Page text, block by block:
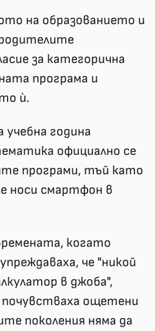
на образованието и
за категорична
програма и
ѝ.
година
официално се
програми, тъй като
носи смартфон в
когато
че "никой
в джоба",
почувстваха ощетени
поколения няма да